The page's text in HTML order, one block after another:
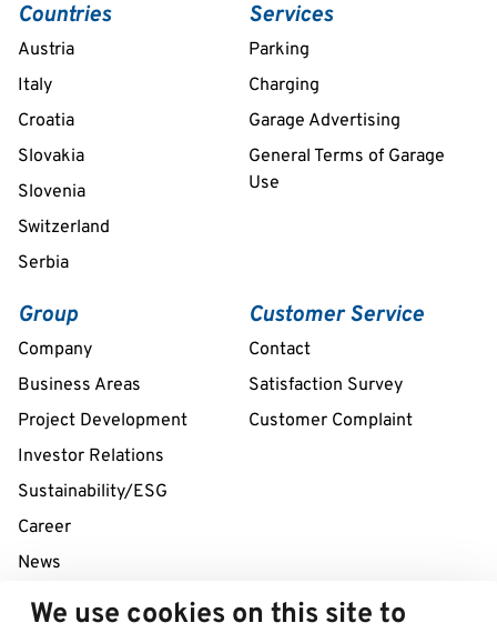
Countries
Austria
Italy
Croatia
Slovakia
Slovenia
Switzerland
Serbia
Services
Parking
Charging
Garage Advertising
General Terms of Garage
Use
Group
Company
Business Areas
Project Development
Investor Relations
Sustainability/ESG
Career
News
Customer Service
Contact
Satisfaction Survey
Customer Complaint
We use cookies on this site to